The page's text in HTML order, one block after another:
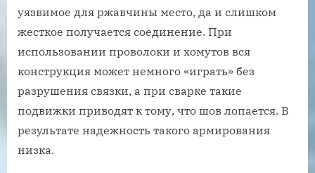
уязвимое для ржавчины место, да и слишком
жесткое получается соединение. При
использовании проволоки и хомутов вся
конструкция может немного «играть» без
разрушения связки, а при сварке такие
подвижки приводят к тому, что шов лопается. В
результате надежность такого армирования
низка.